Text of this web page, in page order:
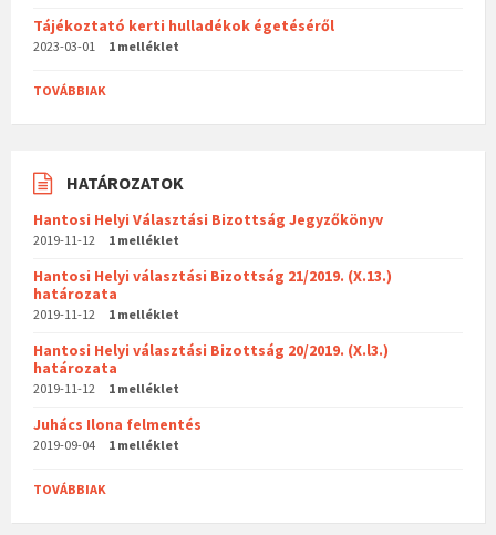
Tájékoztató kerti hulladékok égetéséről
2023-03-01 1 melléklet
TOVÁBBIAK
HATÁROZATOK
Hantosi Helyi Választási Bizottság Jegyzőkönyv
2019-11-12 1 melléklet
Hantosi Helyi választási Bizottság 21/2019. (X.13.)
határozata
2019-11-12 1 melléklet
Hantosi Helyi választási Bizottság 20/2019. (X.l3.)
határozata
2019-11-12 1 melléklet
Juhács Ilona felmentés
2019-09-04 1 melléklet
TOVÁBBIAK